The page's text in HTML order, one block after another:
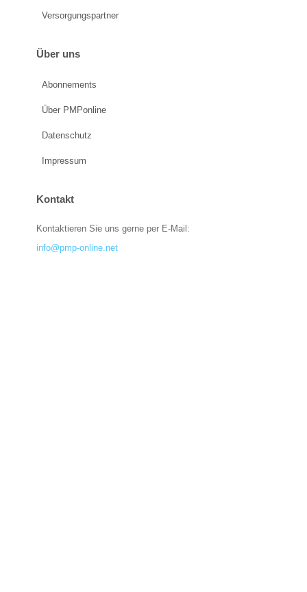
Versorgungspartner
Über uns
Abonnements
Über PMPonline
Datenschutz
Impressum
Kontakt
Kontaktieren Sie uns gerne per E-Mail:
info@pmp-online.net